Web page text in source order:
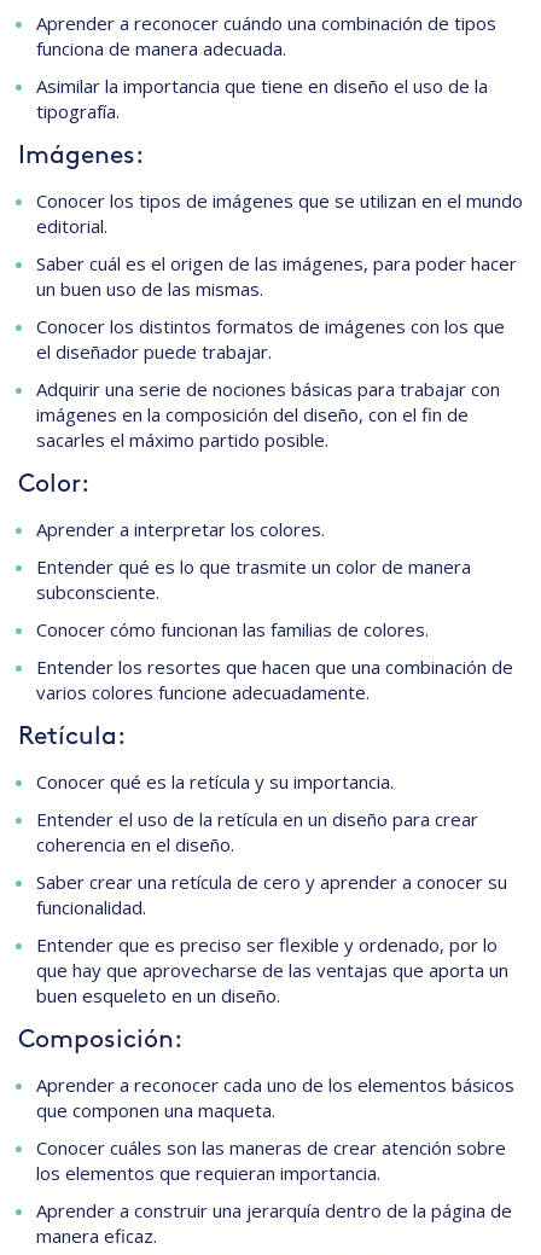
Aprender a reconocer cuándo una combinación de tipos
funciona de manera adecuada.
Asimilar la importancia que tiene en diseño el uso de la
tipografía.
Imágenes:
Conocer los tipos de imágenes que se utilizan en el mundo
editorial.
Saber cuál es el origen de las imágenes, para poder hacer
un buen uso de las mismas.
Conocer los distintos formatos de imágenes con los que
el diseñador puede trabajar.
Adquirir una serie de nociones básicas para trabajar con
imágenes en la composición del diseño, con el fin de
sacarles el máximo partido posible.
Color:
Aprender a interpretar los colores.
Entender qué es lo que trasmite un color de manera
subconsciente.
Conocer cómo funcionan las familias de colores.
Entender los resortes que hacen que una combinación de
varios colores funcione adecuadamente.
Retícula:
Conocer qué es la retícula y su importancia.
Entender el uso de la retícula en un diseño para crear
coherencia en el diseño.
Saber crear una retícula de cero y aprender a conocer su
funcionalidad.
Entender que es preciso ser flexible y ordenado, por lo
que hay que aprovecharse de las ventajas que aporta un
buen esqueleto en un diseño.
Composición:
Aprender a reconocer cada uno de los elementos básicos
que componen una maqueta.
Conocer cuáles son las maneras de crear atención sobre
los elementos que requieran importancia.
Aprender a construir una jerarquía dentro de la página de
manera eficaz.